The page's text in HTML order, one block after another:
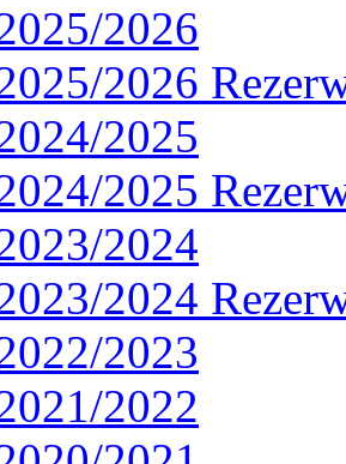
2026
2026
2025
2025
2024
2024
2023
2022